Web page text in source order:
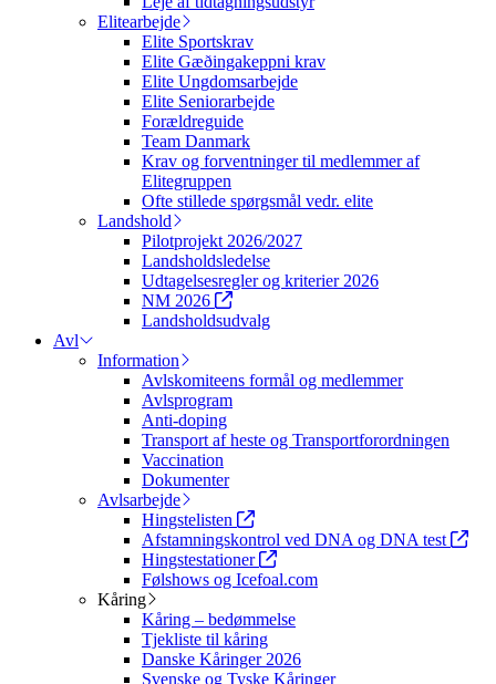
Elitearbejde
Elite Sportskrav
Elite Gæðingakeppni krav
Elite Ungdomsarbejde
Elite Seniorarbejde
Forældreguide
Team Danmark
Krav og forventninger til medlemmer af
Elitegruppen
Ofte stillede spørgsmål vedr. elite
Landshold
Pilotprojekt 2026/2027
Landsholdsledelse
Udtagelsesregler og kriterier 2026
NM 2026
Landsholdsudvalg
Avl
Information
Avlskomiteens formål og medlemmer
Avlsprogram
Anti-doping
Transport af heste og Transportforordningen
Vaccination
Dokumenter
Avlsarbejde
Hingstelisten
Afstamningskontrol ved DNA og DNA test
Hingstestationer
Følshows og Icefoal.com
Kåring
Kåring – bedømmelse
Tjekliste til kåring
Danske Kåringer 2026
Svenske og Tyske Kåringer